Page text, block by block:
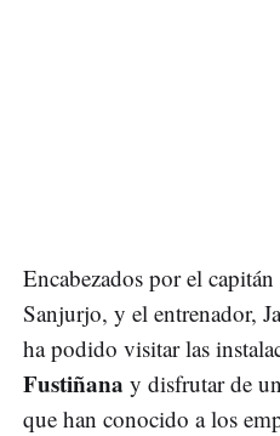
Encabezados por el
Sanjurjo, y el entrenador,
ha podido visitar las
Fustiñana y disfrutar de
que han conocido a los